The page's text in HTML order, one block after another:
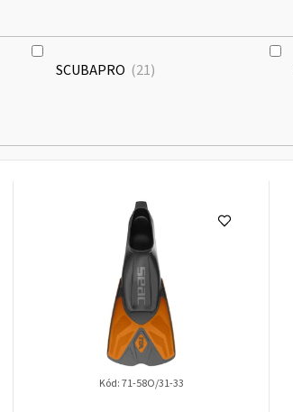
SCUBAPRO 21
Kód:71-58O/31-33